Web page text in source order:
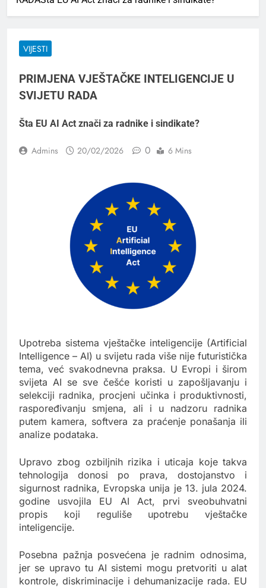
VIJESTI
PRIMJENA VJEŠTAČKE INTELIGENCIJE U
SVIJETU RADA
Šta EU AI Act znači za radnike i sindikate?
Admins 20/02/2026 0 6 Mins
Upotreba sistema vještačke inteligencije (Artificial
Intelligence – AI) u svijetu rada više nije futuristička
tema, već svakodnevna praksa. U Evropi i širom
svijeta AI se sve češće koristi u zapošljavanju i
selekciji radnika, procjeni učinka i produktivnosti,
raspoređivanju smjena, ali i u nadzoru radnika
putem kamera, softvera za praćenje ponašanja ili
analize podataka.
Upravo zbog ozbiljnih rizika i uticaja koje takva
tehnologija donosi po prava, dostojanstvo i
sigurnost radnika, Evropska unija je 13. jula 2024.
godine usvojila EU AI Act, prvi sveobuhvatni
propis koji reguliše upotrebu vještačke
inteligencije.
Posebna pažnja posvećena je radnim odnosima,
jer se upravo tu AI sistemi mogu pretvoriti u alat
kontrole, diskriminacije i dehumanizacije rada. EU